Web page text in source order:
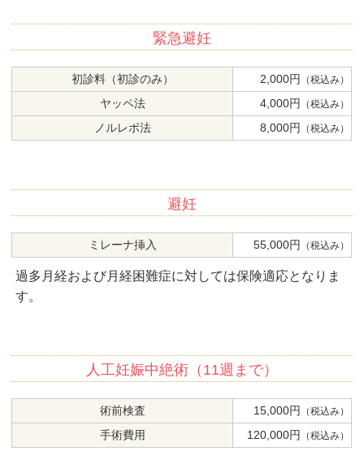
緊急避妊
初診料（初診のみ） 2,000円 （税込み）
ヤッペ法 4,000円 （税込み）
ノルレボ法 8,000円 （税込み）
避妊
ミレーナ挿入 55,000円 （税込み）
過多月経および月経困難症に対しては保険適応となりま
す。
人工妊娠中絶術（11週まで）
術前検査 15,000円 （税込み）
手術費用 120,000円 （税込み）